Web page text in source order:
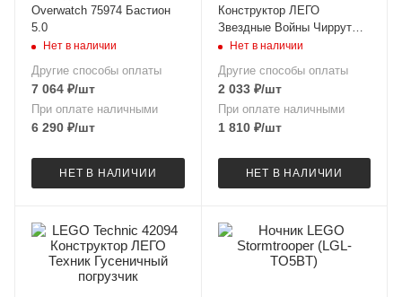
Overwatch 75974 Бастион
5.0
Нет в наличии
Другие способы оплаты
7 064 ₽/шт
При оплате наличными
6 290 ₽/шт
НЕТ В НАЛИЧИИ
Конструктор ЛЕГО
Звездные Войны Чиррут
ИмвеНет в наличии
Другие способы оплаты
2 033₽/шт
При оплате наличными
1 810₽/шт
НЕТ В НАЛИЧИИ